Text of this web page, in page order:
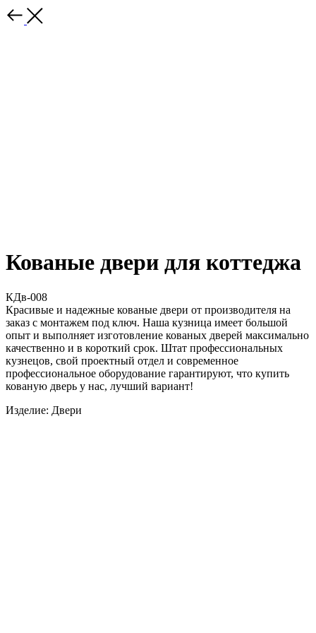
Кованые двери для коттеджа
КДв-008
Красивые и надежные кованые двери от производителя на
заказ с монтажем под ключ. Наша кузница имеет большой
опыт и выполняет изготовление кованых дверей максимально
качественно и в короткий срок. Штат профессиональных
кузнецов, свой проектный отдел и современное
профессиональное оборудование гарантируют, что купить
кованую дверь у нас, лучший вариант!
Изделие: Двери